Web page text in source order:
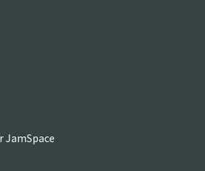
JamSpace